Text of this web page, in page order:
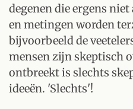
degenen die ergens
en metingen worden
bijvoorbeeld de
mensen zijn skeptisch
ontbreekt is slechts
ideeën. 'Slechts'!